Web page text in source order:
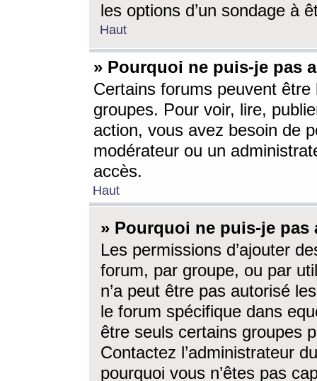
les options d’un sondage à
Haut
» Pourquoi ne puis-je pas
Certains forums peuvent être
groupes. Pour voir, lire,
action, vous avez besoin de
modérateur ou un
accès.
Haut
» Pourquoi ne puis-je
Les permissions d’ajouter
forum, par groupe, ou par
n’a peut être pas autorisé
le forum spécifique dans
être seuls certains groupes
Contactez l’administrateur
pourquoi vous n’êtes pas